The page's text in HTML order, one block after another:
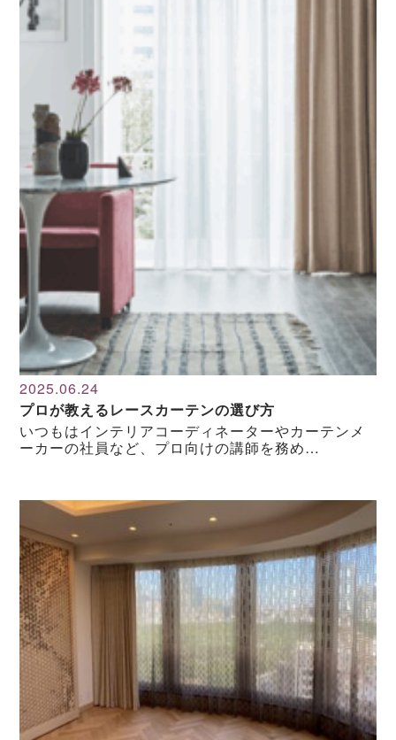
2025.06.24
プロが教えるレースカーテンの選び方
いつもはインテリアコーディネーターやカーテンメ
ーカーの社員など、プロ向けの講師を務め…